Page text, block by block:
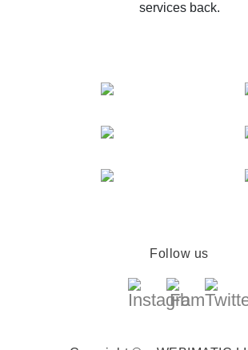
services back.
Follow us